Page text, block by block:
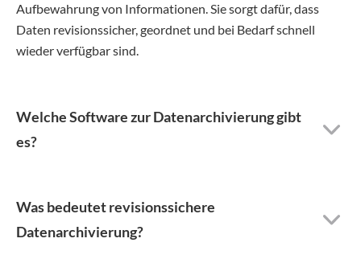
Aufbewahrung von Informationen. Sie sorgt dafür, dass
Daten revisionssicher, geordnet und bei Bedarf schnell
wieder verfügbar sind.
Welche Software zur Datenarchivierung gibt
es?
Was bedeutet revisionssichere
Datenarchivierung?